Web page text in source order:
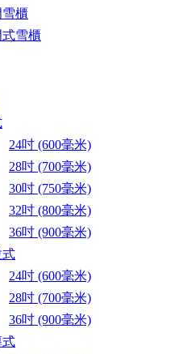
雪櫃
雪櫃
24吋 (600毫米)
28吋 (700毫米)
30吋 (750毫米)
32吋 (800毫米)
36吋 (900毫米)
式
24吋 (600毫米)
28吋 (700毫米)
36吋 (900毫米)
式